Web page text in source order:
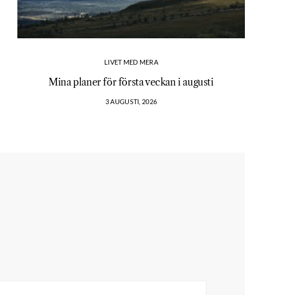
LIVET MED MERA
Mina planer för första veckan i augusti
3 AUGUSTI, 2026